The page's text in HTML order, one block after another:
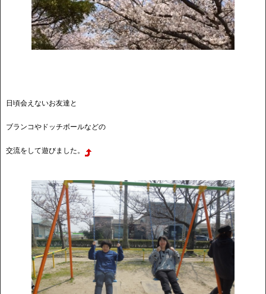
日頃会えないお友達と
ブランコやドッチボールなどの
交流をして遊びました。